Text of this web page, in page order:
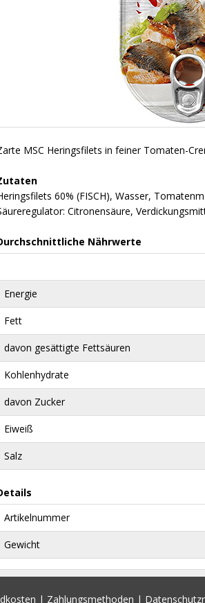
MSC Heringsfilets in feiner Tomaten-
60% (FISCH), Wasser,
Citronensäure,
Nährwerte
Energie
Fett
davon gesättigte Fettsäuren
Kohlenhydrate
davon Zucker
Eiweiß
Salz
Artikelnummer
Gewicht
| Zahlungsmethoden |